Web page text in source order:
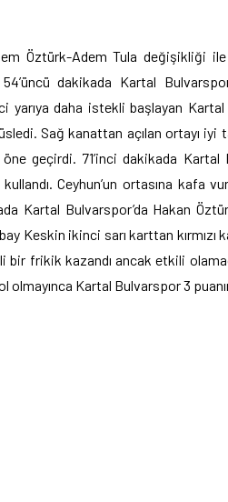
Öztürk-Adem Tula değişikliği ile
dakikada Kartal
yarıya daha istekli başlayan
Sağ kanattan açılan ortayı
öne geçirdi. 71’inci dakikada
Ceyhun’un ortasına kafa
Kartal Bulvarspor’da Hakan
Keskin ikinci sarı karttan
frikik kazandı ancak etkili
Kartal Bulvarspor 3